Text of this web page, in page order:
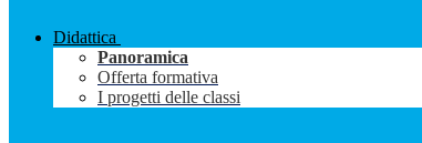
Didattica
Panoramica
Offerta formativa
I progetti delle classi